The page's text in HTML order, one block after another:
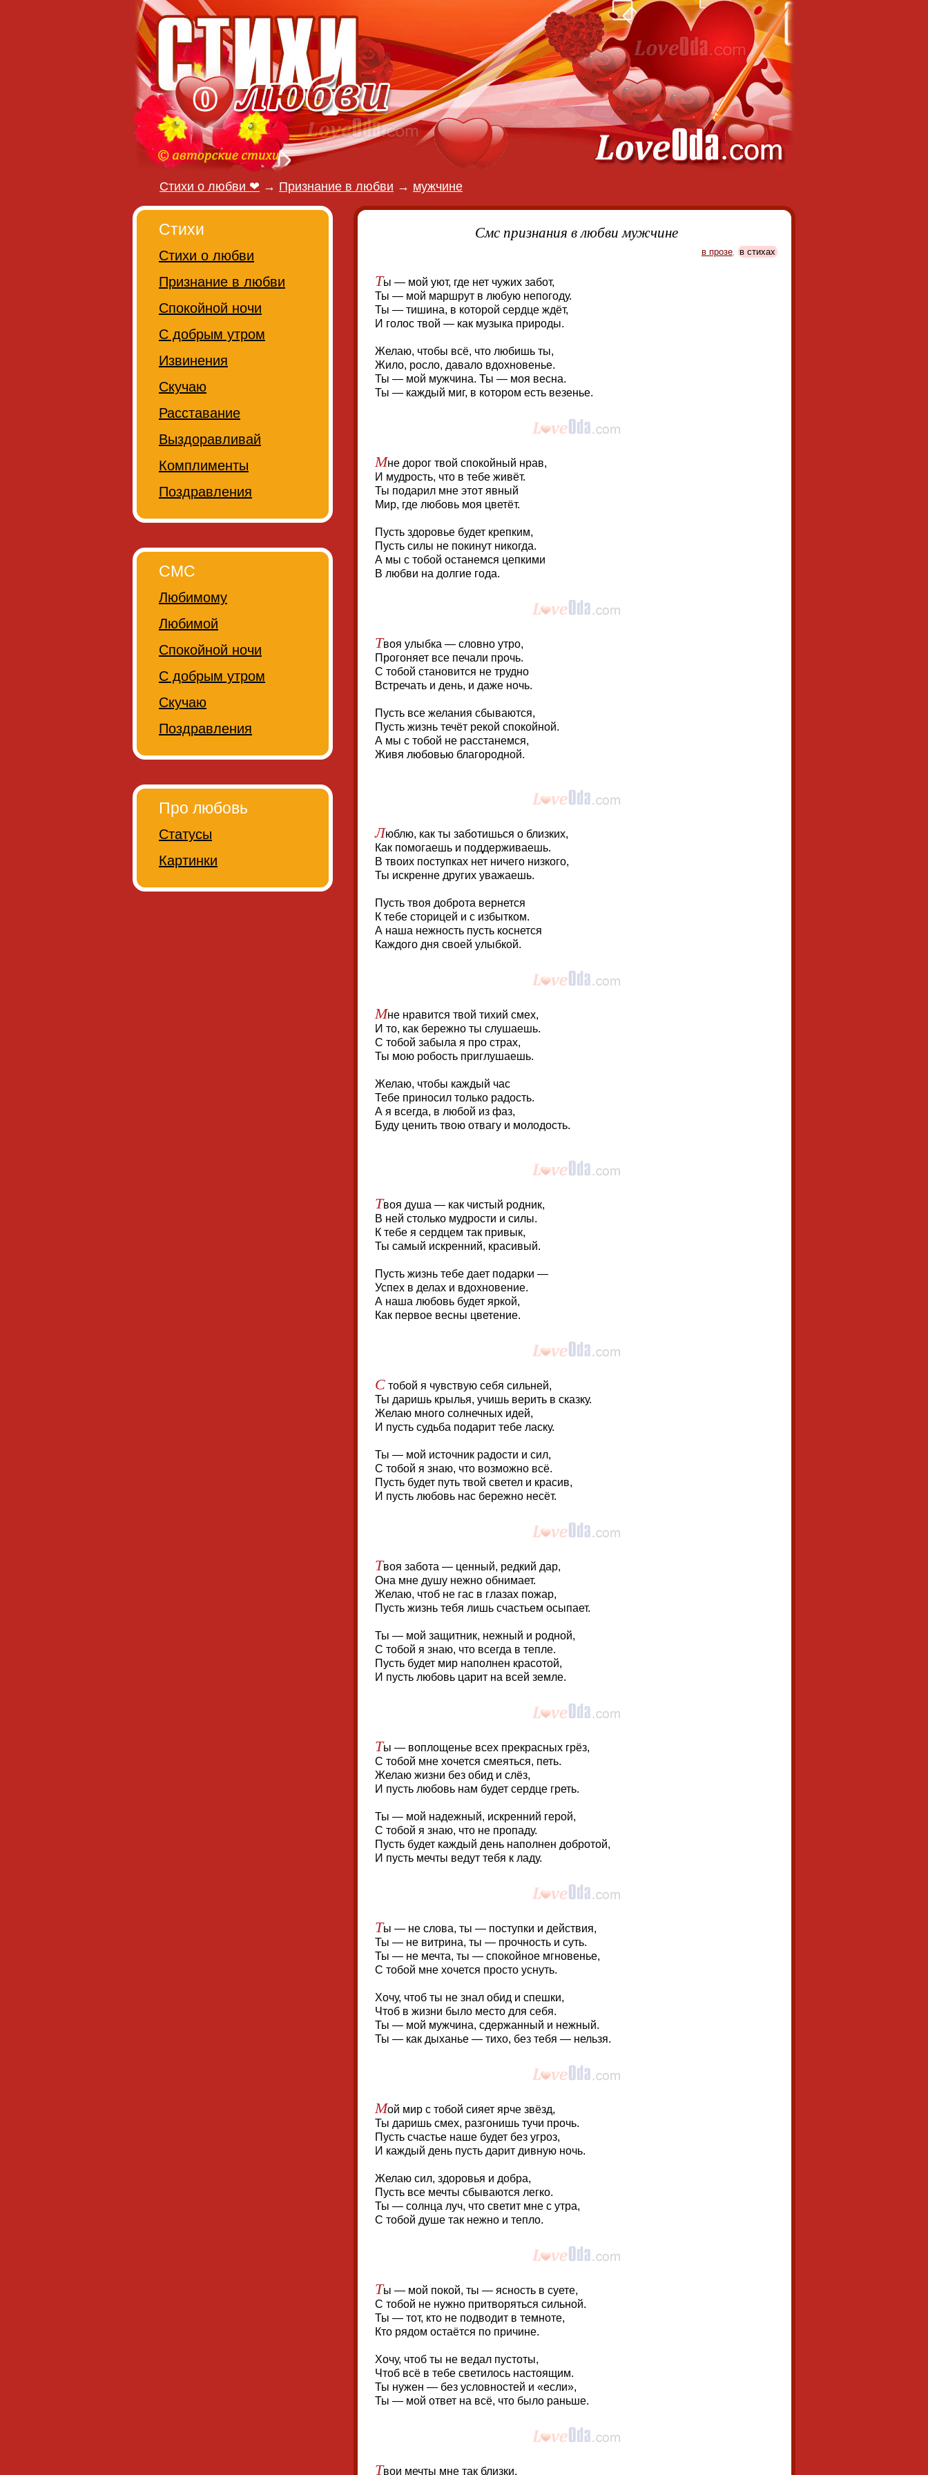
Стихи о любви ❤ → Признание в любви → мужчине
Смс признания в любви мужчине
в прозе, в стихах
Ты — мой уют, где нет чужих забот,
Ты — мой маршрут в любую непогоду.
Ты — тишина, в которой сердце ждёт,
И голос твой — как музыка природы.
Желаю, чтобы всё, что любишь ты,
Жило, росло, давало вдохновенье.
Ты — мой мужчина. Ты — моя весна.
Ты — каждый миг, в котором есть везенье.
Мне дорог твой спокойный нрав,
И мудрость, что в тебе живёт.
Ты подарил мне этот явный
Мир, где любовь моя цветёт.
Пусть здоровье будет крепким,
Пусть силы не покинут никогда.
А мы с тобой останемся цепкими
В любви на долгие года.
Твоя улыбка — словно утро,
Прогоняет все печали прочь.
С тобой становится не трудно
Встречать и день, и даже ночь.
Пусть все желания сбываются,
Пусть жизнь течёт рекой спокойной.
А мы с тобой не расстанемся,
Живя любовью благородной.
Люблю, как ты заботишься о близких,
Как помогаешь и поддерживаешь.
В твоих поступках нет ничего низкого,
Ты искренне других уважаешь.
Пусть твоя доброта вернется
К тебе сторицей и с избытком.
А наша нежность пусть коснется
Каждого дня своей улыбкой.
Мне нравится твой тихий смех,
И то, как бережно ты слушаешь.
С тобой забыла я про страх,
Ты мою робость приглушаешь.
Желаю, чтобы каждый час
Тебе приносил только радость.
А я всегда, в любой из фаз,
Буду ценить твою отвагу и молодость.
Твоя душа — как чистый родник,
В ней столько мудрости и силы.
К тебе я сердцем так привык,
Ты самый искренний, красивый.
Пусть жизнь тебе дает подарки —
Успех в делах и вдохновение.
А наша любовь будет яркой,
Как первое весны цветение.
С тобой я чувствую себя сильней,
Ты даришь крылья, учишь верить в сказку.
Желаю много солнечных идей,
И пусть судьба подарит тебе ласку.
Ты — мой источник радости и сил,
С тобой я знаю, что возможно всё.
Пусть будет путь твой светел и красив,
И пусть любовь нас бережно несёт.
Твоя забота — ценный, редкий дар,
Она мне душу нежно обнимает.
Желаю, чтоб не гас в глазах пожар,
Пусть жизнь тебя лишь счастьем осыпает.
Ты — мой защитник, нежный и родной,
С тобой я знаю, что всегда в тепле.
Пусть будет мир наполнен красотой,
И пусть любовь царит на всей земле.
Ты — воплощенье всех прекрасных грёз,
С тобой мне хочется смеяться, петь.
Желаю жизни без обид и слёз,
И пусть любовь нам будет сердце греть.
Ты — мой надежный, искренний герой,
С тобой я знаю, что не пропаду.
Пусть будет каждый день наполнен добротой,
И пусть мечты ведут тебя к ладу.
Ты — не слова, ты — поступки и действия,
Ты — не витрина, ты — прочность и суть.
Ты — не мечта, ты — спокойное мгновенье,
С тобой мне хочется просто уснуть.
Хочу, чтоб ты не знал обид и спешки,
Чтоб в жизни было место для себя.
Ты — мой мужчина, сдержанный и нежный.
Ты — как дыханье — тихо, без тебя — нельзя.
Мой мир с тобой сияет ярче звёзд,
Ты даришь смех, разгонишь тучи прочь.
Пусть счастье наше будет без угроз,
И каждый день пусть дарит дивную ночь.
Желаю сил, здоровья и добра,
Пусть все мечты сбываются легко.
Ты — солнца луч, что светит мне с утра,
С тобой душе так нежно и тепло.
Ты — мой покой, ты — ясность в суете,
С тобой не нужно притворяться сильной.
Ты — тот, кто не подводит в темноте,
Кто рядом остаётся по причине.
Хочу, чтоб ты не ведал пустоты,
Чтоб всё в тебе светилось настоящим.
Ты нужен — без условностей и «если»,
Ты — мой ответ на всё, что было раньше.
Твои мечты мне так близки,
Стихи
Стихи о любви
Признание в любви
Спокойной ночи
С добрым утром
Извинения
Скучаю
Расставание
Выздоравливай
Комплименты
Поздравления
СМС
Любимому
Любимой
Спокойной ночи
С добрым утром
Скучаю
Поздравления
Про любовь
Статусы
Картинки